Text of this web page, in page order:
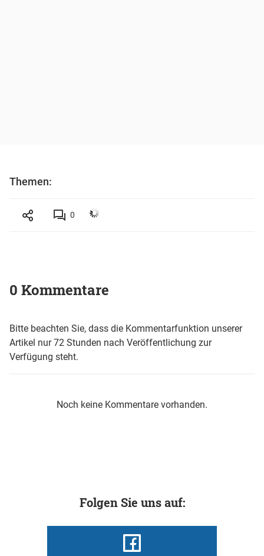
Themen:
0
0 Kommentare
Bitte beachten Sie, dass die Kommentarfunktion unserer
Artikel nur 72 Stunden nach Veröffentlichung zur
Verfügung steht.
Noch keine Kommentare vorhanden.
Folgen Sie uns auf: